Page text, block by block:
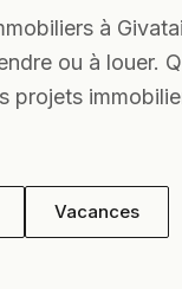
à
ou à louer.
projets
Vacances